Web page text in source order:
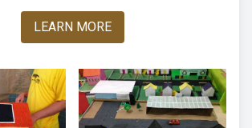
LEARN MORE